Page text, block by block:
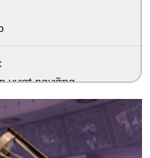
vượt ngưỡng